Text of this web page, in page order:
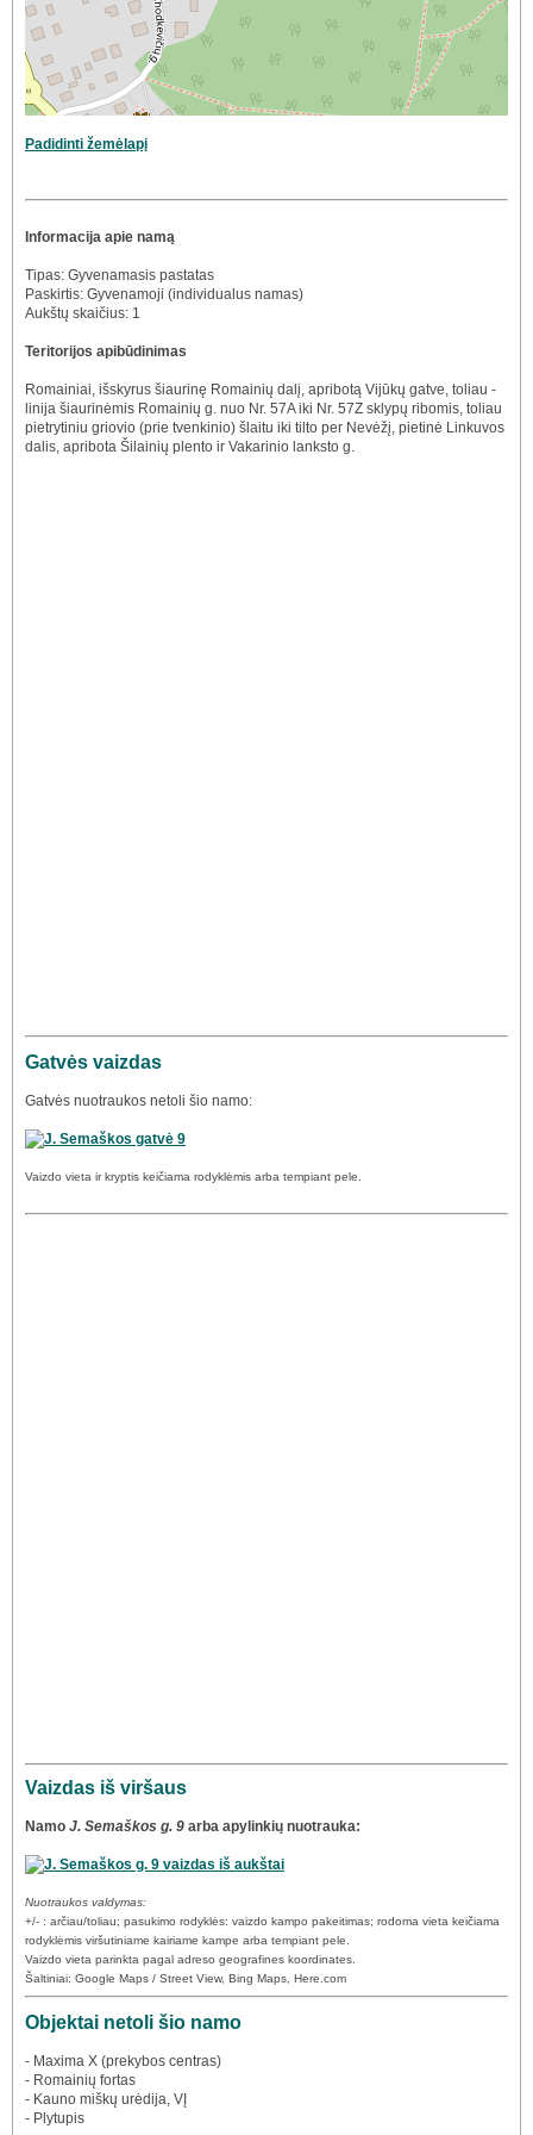
Padidinti žemėlapį
Informacija apie namą
Tipas: Gyvenamasis pastatas
Paskirtis: Gyvenamoji (individualus namas)
Aukštų skaičius: 1
Teritorijos apibūdinimas
Romainiai, išskyrus šiaurinę Romainių dalį, apribotą Vijūkų gatve, toliau -
linija šiaurinėmis Romainių g. nuo Nr. 57A iki Nr. 57Z sklypų ribomis, toliau
pietrytiniu griovio (prie tvenkinio) šlaitu iki tilto per Nevėžį, pietinė Linkuvos
dalis, apribota Šilainių plento ir Vakarinio lanksto g.
Gatvės vaizdas
Gatvės nuotraukos netoli šio namo:
Vaizdo vieta ir kryptis keičiama rodyklėmis arba tempiant pele.
Vaizdas iš viršaus
Namo J. Semaškos g. 9 arba apylinkių nuotrauka:
Nuotraukos valdymas:
+/- : arčiau/toliau; pasukimo rodyklės: vaizdo kampo pakeitimas; rodoma vieta keičiama
rodyklėmis viršutiniame kairiame kampe arba tempiant pele.
Vaizdo vieta parinkta pagal adreso geografines koordinates.
Šaltiniai: Google Maps / Street View, Bing Maps, Here.com
Objektai netoli šio namo
- Maxima X (prekybos centras)
- Romainių fortas
- Kauno miškų urėdija, VĮ
- Plytupis